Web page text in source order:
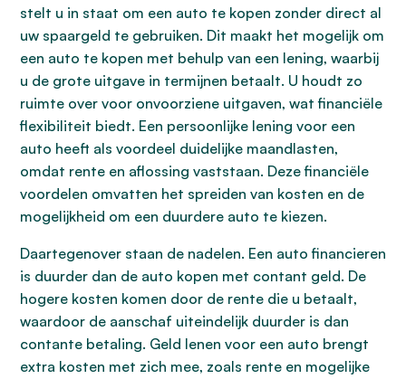
stelt u in staat om een auto te kopen zonder direct al
uw spaargeld te gebruiken. Dit maakt het mogelijk om
een auto te kopen met behulp van een lening, waarbij
u de grote uitgave in termijnen betaalt. U houdt zo
ruimte over voor onvoorziene uitgaven, wat financiële
flexibiliteit biedt. Een persoonlijke lening voor een
auto heeft als voordeel duidelijke maandlasten,
omdat rente en aflossing vaststaan. Deze financiële
voordelen omvatten het spreiden van kosten en de
mogelijkheid om een duurdere auto te kiezen.
Daartegenover staan de nadelen. Een auto financieren
is duurder dan de auto kopen met contant geld. De
hogere kosten komen door de rente die u betaalt,
waardoor de aanschaf uiteindelijk duurder is dan
contante betaling. Geld lenen voor een auto brengt
extra kosten met zich mee, zoals rente en mogelijke